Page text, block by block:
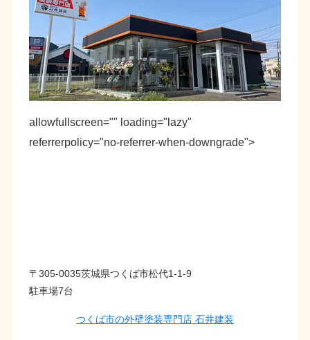
allowfullscreen="" loading="lazy"
referrerpolicy="no-referrer-when-downgrade">
〒305-0035茨城県つくば市松代1-1-9
駐車場7台
つくば市の外壁塗装専門店 石井建装